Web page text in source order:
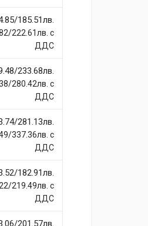
185.51лв.
222.61лв. с
ДДС
233.68лв.
280.42лв. с
ДДС
281.13лв.
337.36лв. с
ДДС
182.91лв.
219.49лв. с
ДДС
201.57лв.